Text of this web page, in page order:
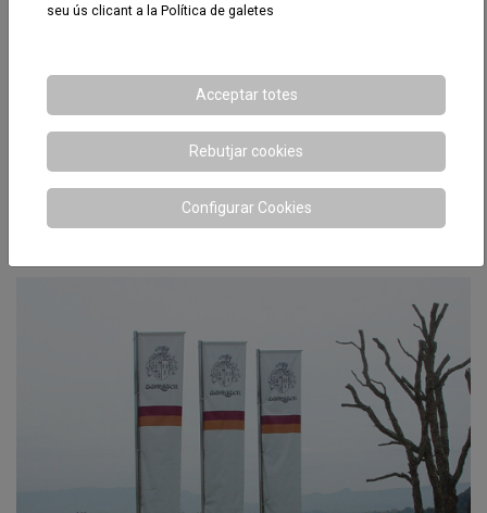
Carret promocional Can Duran
seu ús clicant a la Política de galetes
Acceptar totes
Rebutjar cookies
Configurar Cookies